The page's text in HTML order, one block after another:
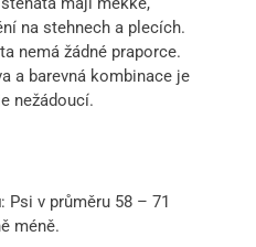
na stehnech a plecích.
nemá žádné praporce.
a barevná kombinace je
nežádoucí.
: Psi v průměru 58 – 71
méně.